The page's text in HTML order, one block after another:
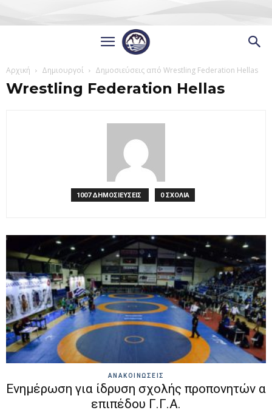
Αρχική Δημιουργοί Δημοσιεύσεις από Wrestling Federation Hellas
Wrestling Federation Hellas
1007 ΔΗΜΟΣΙΕΥΣΕΙΣ 0 ΣΧΟΛΙΑ
ΑΝΑΚΟΙΝΩΣΕΙΣ
Ενημέρωση για ίδρυση σχολής προπονητών α
επιπέδου Γ.Γ.Α.